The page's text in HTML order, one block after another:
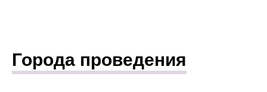
Города проведения